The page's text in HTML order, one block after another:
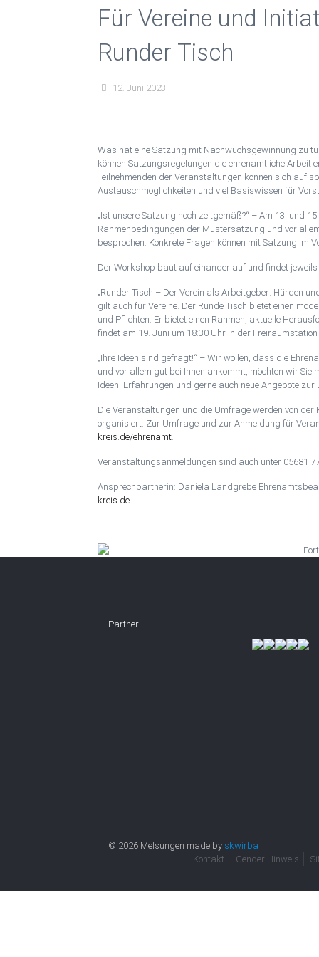
Für Vereine und
Runder Tisch
12. Juni 2023
Was hat eine Satzung mit Nachwuchsgewinnung zu
können Satzungsregelungen die ehrenamtliche Arbeit
Teilnehmenden der Veranstaltungen können sich auf
Austauschmöglichkeiten und viel Basiswissen für
„Ist unsere Satzung noch zeitgemäß?“ – Am 13. und
Rahmenbedingungen der Mustersatzung und vor
besprochen. Konkrete Fragen können mit Satzung im
Der Workshop baut auf einander auf und findet
„Runder Tisch – Der Verein als Arbeitgeber: Hürden
gilt auch für Vereine. Der Runde Tisch bietet einen
und Pflichten. Er bietet einen Rahmen, aktuelle
findet am 19. Juni um 18:30 Uhr in der
„Ihre Ideen sind gefragt!“ – Wir wollen, dass die
und vor allem gut bei Ihnen ankommt, möchten wir Sie
Ideen, Erfahrungen und gerne auch neue Angebote
Die Veranstaltungen und die Umfrage werden von
organisiert. Zur Umfrage und zur Anmeldung für
kreis.de/ehrenamt.
Veranstaltungsanmeldungen sind auch unter 05681
Ansprechpartnerin: Daniela Landgrebe
kreis.de
Partner
© 2026 Melsungen made by skwirba
Kontakt
Gender Hinweis